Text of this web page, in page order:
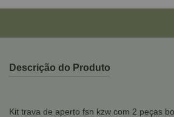
Descrição do Produto
Kit trava de aperto fsn kzw com 2 peças